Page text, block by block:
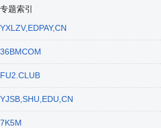
专题索引
YXLZV,EDPAY,CN
36BMCOM
FU2.CLUB
YJSB,SHU,EDU,CN
7K5M